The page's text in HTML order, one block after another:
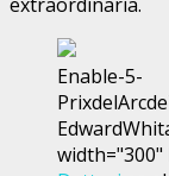
Enable-5-